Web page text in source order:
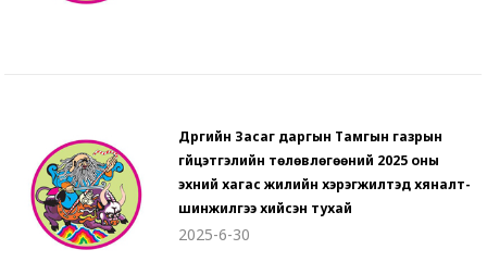
Дүүргийн Засаг даргын Тамгын газрын
гүйцэтгэлийн төлөвлөгөөний 2025 оны
эхний хагас жилийн хэрэгжилтэд хяналт-
шинжилгээ хийсэн тухай
2025-6-30